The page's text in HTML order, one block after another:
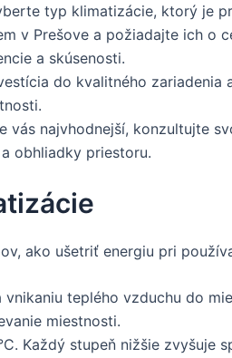
typ klimatizácie, ktorý je
v Prešove a požiadajte ich o
a skúsenosti.
do kvalitného zariadenia
najvhodnejší, konzultujte
obhliadky priestoru.
ako ušetriť energiu pri
teplého vzduchu do
miestnosti.
Každý stupeň nižšie zvyšuje